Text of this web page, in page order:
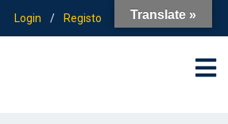
Login / Registo Translate »